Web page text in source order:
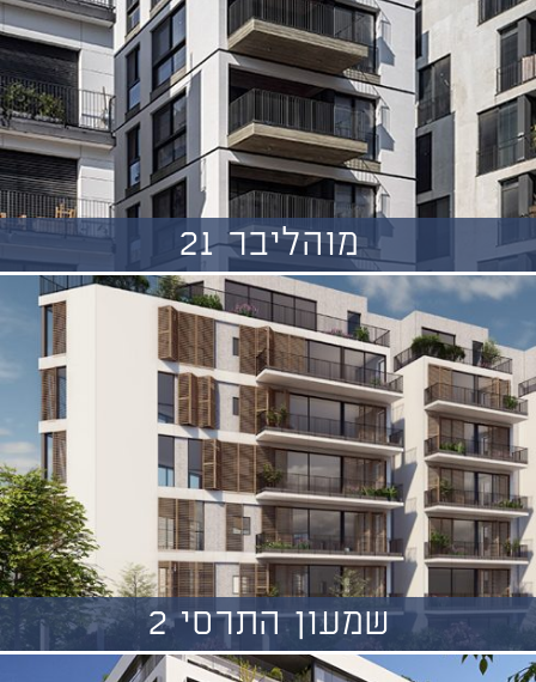
מוהליבר 21
שמעון התרסי 2